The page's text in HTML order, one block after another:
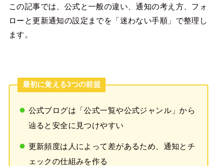
この記事では、公式と一般の違い、通知の考え方、フォ
ローと更新通知の設定までを「迷わない手順」で整理し
ます。
最初に覚える3つの前提
公式ブログは「公式一覧や公式ジャンル」から
辿ると安全に見つけやすい
更新頻度は人によって差があるため、通知とチ
ェックの仕組みを作る